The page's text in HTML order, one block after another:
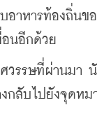
าหารท้องถิ่นขอ
นอีกด้วย
วรรษที่ผ่านมา
กลับไปยังจุดหม